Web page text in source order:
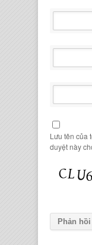
Lưu tên của
duyệt này